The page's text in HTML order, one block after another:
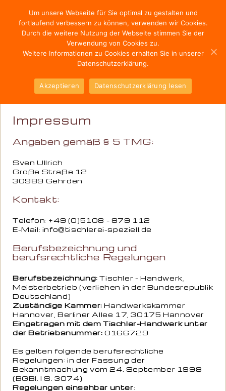
Menü
Impressum
Angaben gemäß § 5 TMG:
Sven Ullrich
Große Straße 12
30989 Gehrden
Kontakt:
Telefon: +49 (0)5108 – 879 112
E-Mail: info@tischlerei-speziell.de
Berufsbezeichnung und
berufsrechtliche Regelungen
Berufsbezeichnung: Tischler – Handwerk,
Meisterbetrieb (verliehen in der Bundesrepublik
Deutschland)
Zuständige Kammer: Handwerkskammer
Hannover, Berliner Allee 17, 30175 Hannover
Eingetragen mit dem Tischler-Handwerk unter
der Betriebsnummer: 0166729
Es gelten folgende berufsrechtliche
Regelungen: in der Fassung der
Bekanntmachung vom 24. September 1998
(BGBl. I S. 3074)
Regelungen einsehbar unter:
Um unsere Webseite für Sie optimal zu gestalten und
fortlaufend verbessern zu können, verwenden wir Cookies.
Durch die weitere Nutzung der Webseite stimmen Sie der
Verwendung von Cookies zu.
Weitere Informationen zu Cookies erhalten Sie in unserer
Datenschutzerklärung.
Akzeptieren Datenschutzerklärung lesen